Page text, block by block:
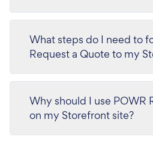
What steps do I need to
Request a Quote to my
Why should I use POWR
on my Storefront site?